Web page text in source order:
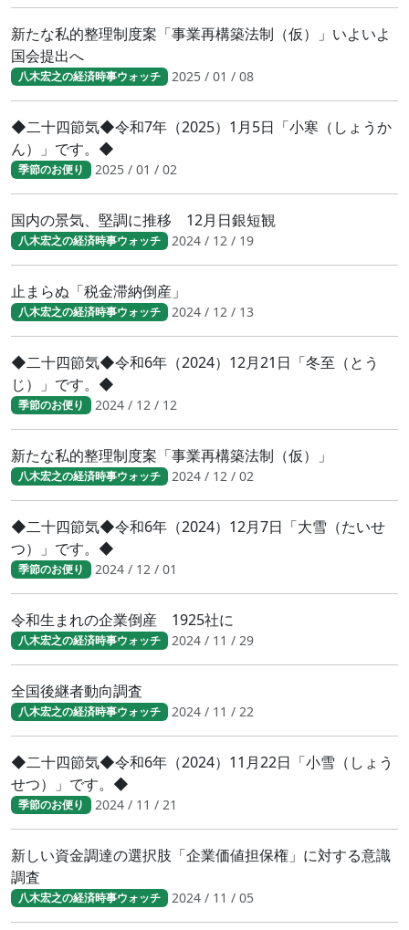
新たな私的整理制度案「事業再構築法制（仮）」いよいよ
国会提出へ
八木宏之の経済時事ウォッチ 2025 / 01 / 08
◆二十四節気◆令和7年（2025）1月5日「小寒（しょうか
ん）」です。◆
季節のお便り 2025 / 01 / 02
国内の景気、堅調に推移 12月日銀短観
八木宏之の経済時事ウォッチ 2024 / 12 / 19
止まらぬ「税金滞納倒産」
八木宏之の経済時事ウォッチ 2024 / 12 / 13
◆二十四節気◆令和6年（2024）12月21日「冬至（とう
じ）」です。◆
季節のお便り 2024 / 12 / 12
新たな私的整理制度案「事業再構築法制（仮）」
八木宏之の経済時事ウォッチ 2024 / 12 / 02
◆二十四節気◆令和6年（2024）12月7日「大雪（たいせ
つ）」です。◆
季節のお便り 2024 / 12 / 01
令和生まれの企業倒産 1925社に
八木宏之の経済時事ウォッチ 2024 / 11 / 29
全国後継者動向調査
八木宏之の経済時事ウォッチ 2024 / 11 / 22
◆二十四節気◆令和6年（2024）11月22日「小雪（しょう
せつ）」です。◆
季節のお便り 2024 / 11 / 21
新しい資金調達の選択肢「企業価値担保権」に対する意識
調査
八木宏之の経済時事ウォッチ 2024 / 11 / 05